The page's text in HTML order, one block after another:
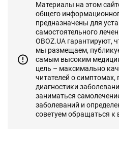
Материалы на этом
общего
предназначены для
самостоятельного
OBOZ.UA гарантируют,
мы размещаем,
самым высоким
цель – максимально
читателей о симптомах,
диагностики
заниматься
заболеваний и
советуем обращаться к